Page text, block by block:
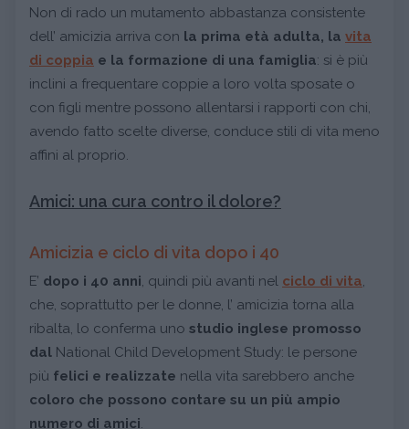
Non di rado un mutamento abbastanza consistente
dell’ amicizia arriva con la prima età adulta, la vita
di coppia e la formazione di una famiglia: si è più
inclini a frequentare coppie a loro volta sposate o
con figli mentre possono allentarsi i rapporti con chi,
avendo fatto scelte diverse, conduce stili di vita meno
affini al proprio.
Amici: una cura contro il dolore?
Amicizia e ciclo di vita dopo i 40
E’ dopo i 40 anni, quindi più avanti nel ciclo di vita,
che, soprattutto per le donne, l’ amicizia torna alla
ribalta, lo conferma uno studio inglese promosso
dal National Child Development Study: le persone
più felici e realizzate nella vita sarebbero anche
coloro che possono contare su un più ampio
numero di amici.